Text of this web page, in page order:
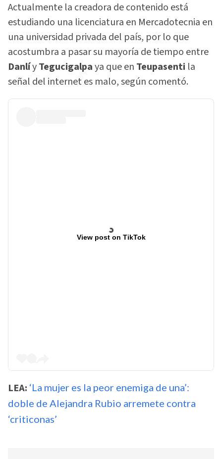
Actualmente la creadora de contenido está
estudiando una licenciatura en Mercadotecnia en
una universidad privada del país, por lo que
acostumbra a pasar su mayoría de tiempo entre
DanlíyTegucigalpaya que en Teupasenti la
señal del internet es malo, según comentó.
View post on TikTok
LEA: ‘La mujer es la peor enemiga de una’:
doble de Alejandra Rubio arremete contra
‘criticonas’